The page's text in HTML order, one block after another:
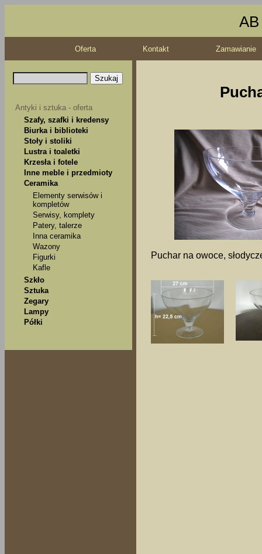
Oferta Kontakt Zamawianie
Antyki i sztuka - oferta
Szafy, szafki i kredensy
Biurka i biblioteki
Stoły i stoliki
Lustra i toaletki
Krzesła i fotele
Inne meble i przedmioty
Ceramika
Elementy serwisów i
kompletów
Serwisy, komplety
Patery, talerze
Inna ceramika
Wazony
Figurki
Kafle
Szkło
Sztuka
Zegary
Lampy
Półki
Puchar na owoce,